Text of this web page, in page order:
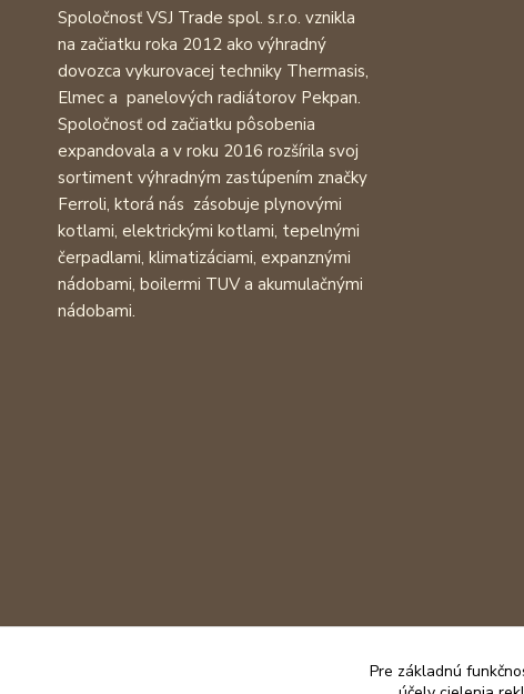
Spoločnosť VSJ Trade spol. s.r.o. vznikla
na začiatku roka 2012 ako výhradný
dovozca vykurovacej techniky Thermasis,
Elmec a panelových radiátorov Pekpan.
Spoločnosť od začiatku pôsobenia
expandovala a v roku 2016 rozšírila svoj
sortiment výhradným zastúpením značky
Ferroli, ktorá nás zásobuje plynovými
kotlami, elektrickými kotlami, tepelnými
čerpadlami, klimatizáciami, expanznými
nádobami, boilermi TUV a akumulačnými
nádobami.
Pre základnú